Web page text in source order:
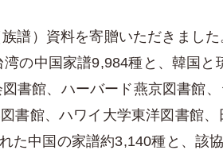
譜）資料を寄贈いただきまし
の中国家譜9,984種と、韓国
書館、ハーバード燕京図書館
書館、ハワイ大学東洋図書館
た中国の家譜約3,140種と、該